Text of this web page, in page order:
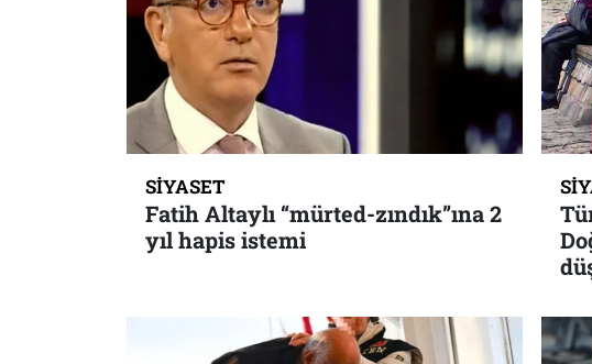
SIYASET
Fatih Altaylı “mürted-zındık”ına 2
yıl hapis istemi